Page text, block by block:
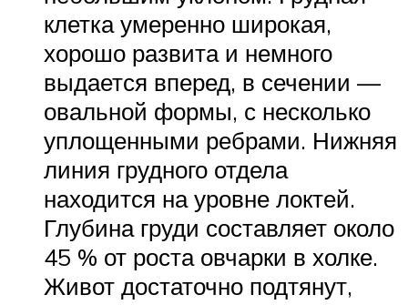
клетка умеренно широкая,
хорошо развита и немного
выдается вперед, в сечении —
овальной формы, с несколько
уплощенными ребрами. Нижняя
линия грудного отдела
находится на уровне локтей.
Глубина груди составляет около
45 % от роста овчарки в холке.
Живот достаточно подтянут,